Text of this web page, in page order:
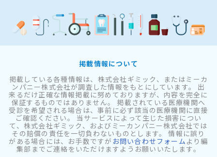
掲載情報について
掲載している各種情報は、株式会社ギミック、またはミーカ
ンパニー株式会社が調査した情報をもとにしています。 出
来るだけ正確な情報掲載に努めておりますが、内容を完全に
保証するものではありません。 掲載されている医療機関へ
受診を希望される場合は、事前に必ず該当の医療機関に直接
ご確認ください。 当サービスによって生じた損害につい
て、株式会社ギミック、およびミーカンパニー株式会社では
その賠償の責任を一切負わないものとします。 情報に誤り
がある場合には、お手数ですが お問い合わせフォーム より編
集部までご連絡をいただけますようお願いいたします。